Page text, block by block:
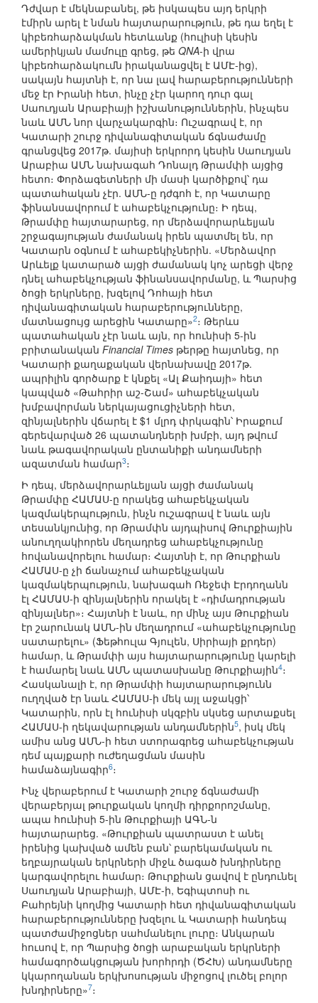
Դժվար է մեկնաբանել, թե իսկապես այդ երկրի
էմիրն արել է նման հայտարարություն, թե դա եղել է
կիբեռհարձակման հետևանք (հուլիսի կեսին
ամերիկյան մամուլը գրեց, թե QNA-ի վրա
կիբեռհարձակումն իրականացվել է ԱՄԷ-ից),
սակայն հայտնի է, որ նա լավ հարաբերությունների
մեջ էր Իրանի հետ, ինչը չէր կարող դուր գալ
Սաուդյան Արաբիայի իշխանություններին, ինչպես
նաև ԱՄՆ նոր վարչակարգին։ Ուշագրավ է, որ
Կատարի շուրջ դիվանագիտական ճգնաժամը
գրանցվեց 2017թ. մայիսի երկրորդ կեսին Սաուդյան
Արաբիա ԱՄՆ նախագահ Դոնալդ Թրամփի այցից
հետո։ Փորձագետների մի մասի կարծիքով՝ դա
պատահական չէր. ԱՄՆ-ը դժգոհ է, որ Կատարը
ֆինանսավորում է ահաբեկչությունը։ Ի դեպ,
Թրամփը հայտարարեց, որ մերձավորարևելյան
շրջագայության ժամանակ իրեն պատմել են, որ
Կատարն օգնում է ահաբեկիչներին. «Մերձավոր
Արևելք կատարած այցի ժամանակ կոչ արեցի վերջ
դնել ահաբեկչության ֆինանսավորմանը, և Պարսից
ծոցի երկրները, խզելով Դոհայի հետ
դիվանագիտական հարաբերությունները,
մատնացույց արեցին Կատարը»2։ Թերևս
պատահական չէր նաև այն, որ հունիսի 5-ին
բրիտանական Financial Times թերթը հայտնեց, որ
Կատարի քաղաքական վերնախավը 2017թ.
ապրիլին գործարք է կնքել «Ալ Քաիդայի» հետ
կապված «Թահրիր աշ-Շամ» ահաբեկչական
խմբավորման ներկայացուցիչների հետ,
զինյալներին վճարել է $1 մլրդ փրկագին՝ Իրաքում
գերեվարված 26 պատանդների խմբի, այդ թվում
նաև թագավորական ընտանիքի անդամների
ազատման համար3։
Ի դեպ, մերձավորարևելյան այցի ժամանակ
Թրամփը ՀԱՄԱՍ-ը որակեց ահաբեկչական
կազմակերպություն, ինչն ուշագրավ է նաև այն
տեսանկյունից, որ Թրամփն այդպիսով Թուրքիային
անուղղակիորեն մեղադրեց ահաբեկչությունը
հովանավորելու համար։ Հայտնի է, որ Թուրքիան
ՀԱՄԱՍ-ը չի ճանաչում ահաբեկչական
կազմակերպություն, նախագահ Ռեջեփ Էրդողանն
էլ ՀԱՄԱՍ-ի զինյալներին որակել է «դիմադրության
զինյալներ»։ Հայտնի է նաև, որ մինչ այս Թուրքիան
էր շարունակ ԱՄՆ-ին մեղադրում «ահաբեկչությունը
սատարելու» (Ֆեթհուլա Գյուլեն, Սիրիայի քրդեր)
համար, և Թրամփի այս հայտարարությունը կարելի
է համարել նաև ԱՄՆ պատասխանը Թուրքիային4։
Հասկանալի է, որ Թրամփի հայտարարությունն
ուղղված էր նաև ՀԱՄԱՍ-ի մեկ այլ աջակցի՝
Կատարին, որն էլ հունիսի սկզբին սկսեց արտաքսել
ՀԱՄԱՍ-ի ղեկավարության անդամներին5, իսկ մեկ
ամիս անց ԱՄՆ-ի հետ ստորագրեց ահաբեկչության
դեմ պայքարի ուժեղացման մասին
համաձայնագիր6։
Ինչ վերաբերում է Կատարի շուրջ ճգնաժամի
վերաբերյալ թուրքական կողմի դիրքորոշմանը,
ապա հունիսի 5-ին Թուրքիայի ԱԳՆ-ն
հայտարարեց. «Թուրքիան պատրաստ է անել
իրենից կախված ամեն բան՝ բարեկամական ու
եղբայրական երկրների միջև ծագած խնդիրները
կարգավորելու համար։ Թուրքիան ցավով է ընդունել
Սաուդյան Արաբիայի, ԱՄԷ-ի, Եգիպտոսի ու
Բահրեյնի կողմից Կատարի հետ դիվանագիտական
հարաբերությունները խզելու և Կատարի հանդեպ
պատժամիջոցներ սահմանելու լուրը։ Անկարան
հուսով է, որ Պարսից ծոցի արաբական երկրների
համագործակցության խորհրդի (ԾՀԽ) անդամները
կկարողանան երկխոսության միջոցով լուծել բոլոր
խնդիրները»7։